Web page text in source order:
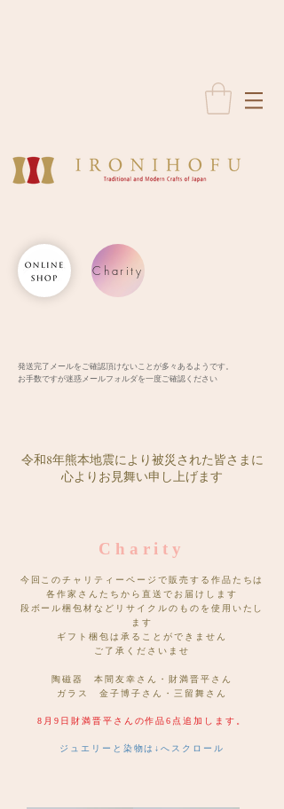
Charity
発送完了メールをご確認頂けないことが多々あるようです。
お手数ですが迷惑メールフォルダを一度ご確認ください​
令和8年熊本地震により被災された皆さまに
心よりお見舞い申し上げます
Charity
今回このチャリティーページで販売する作品たちは
各作家さんたちから直送でお届けします
段ボール梱包材などリサイクルのものを使用いたし
ます
ギフト梱包は承ることができません
​ご了承くださいませ
陶磁器 本間友幸さん・財満晋平さん
ガラス 金子博子さん・三留舞さん
​8月9日財満晋平さんの作品6点追加します。
​ジュエリーと染物は↓へスクロール